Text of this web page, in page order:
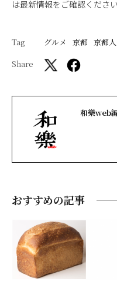
は最新情報をご確認ください
Tag グルメ 京都 京都
Share
和樂web
おすすめの記事